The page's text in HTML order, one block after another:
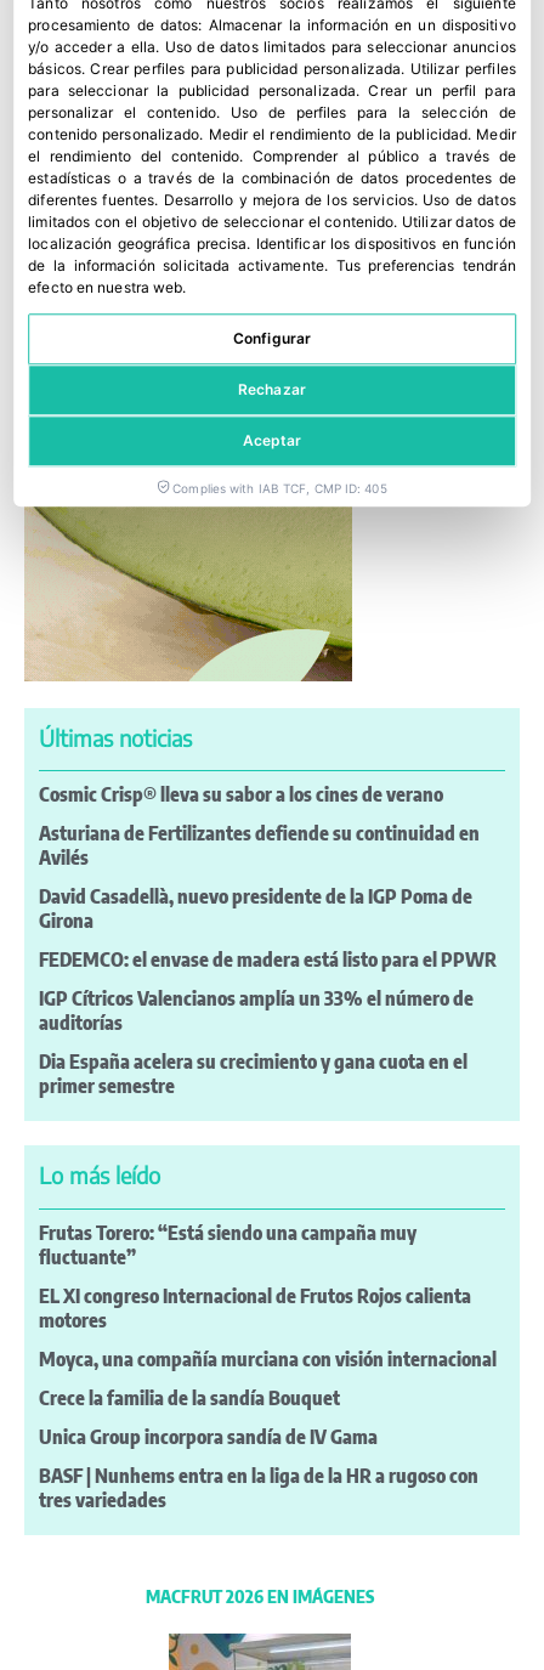
Últimas noticias
Cosmic Crisp® lleva su sabor a los cines de verano
Asturiana de Fertilizantes defiende su continuidad en
Avilés
David Casadellà, nuevo presidente de la IGP Poma de
Girona
FEDEMCO: el envase de madera está listo para el PPWR
IGP Cítricos Valencianos amplía un 33% el número de
auditorías
Dia España acelera su crecimiento y gana cuota en el
primer semestre
Lo más leído
Frutas Torero: “Está siendo una campaña muy
fluctuante”
EL XI congreso Internacional de Frutos Rojos calienta
motores
Moyca, una compañía murciana con visión internacional
Crece la familia de la sandía Bouquet
Unica Group incorpora sandía de IV Gama
BASF | Nunhems entra en la liga de la HR a rugoso con
tres variedades
MACFRUT 2026 EN IMÁGENES
Tanto nosotros como nuestros socios realizamos el siguiente
procesamiento de datos: Almacenar la información en un dispositivo
y/o acceder a ella. Uso de datos limitados para seleccionar anuncios
básicos.Crear perfiles para publicidad personalizada. Utilizar perfiles
para seleccionar la publicidad personalizada.Crear un perfil para
personalizar el contenido. Uso de perfiles para la selección de
contenido personalizado. Medir el rendimiento de la publicidad. Medir
el rendimiento del contenido.Comprender al público a través de
estadísticas o a través de la combinación de datos procedentes de
diferentes fuentes. Desarrollo y mejora de los servicios. Uso de datos
limitados con el objetivo de seleccionar el contenido. Utilizar datos de
localización geográfica precisa. Identificar los dispositivos en función
de la información solicitada activamente. Tus preferencias tendrán
efecto en nuestra web.
Configurar
Rechazar
Aceptar
Complies with IAB TCF, CMP ID: 405